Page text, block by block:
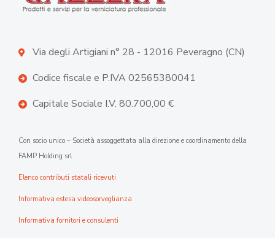
Via degli Artigiani n° 28 - 12016 Peveragno (CN)
Codice fiscale e P.IVA 02565380041
Capitale Sociale I.V. 80.700,00 €
Con socio unico – Società assoggettata alla direzione e coordinamento della
FAMP Holding srl
Elenco contributi statali ricevuti
Informativa estesa videosorveglianza
Informativa fornitori e consulenti